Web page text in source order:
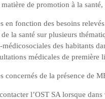
de promotion à la
en fonction des besoins
la santé sur plusieurs
des habitants
médicales de première
concernés de la présence de
l’OST SA lorsque